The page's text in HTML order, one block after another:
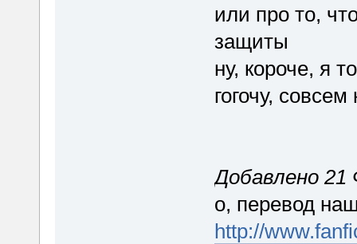
или про то,
защиты
ну, короче, я
гогочу,
Добавлено 21
о, перевод
http://